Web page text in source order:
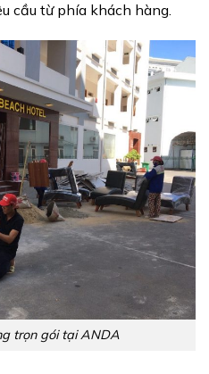
cầu từ phía khách hàng.
trọn gói tại ANDA